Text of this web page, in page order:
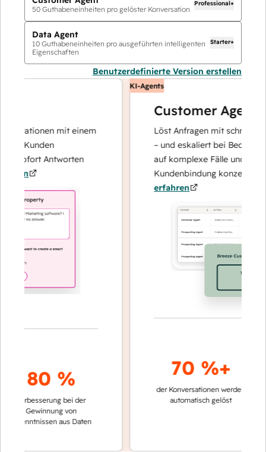
50 Guthabeneinheiten pro gelöster Konversation
Professional+
Data Agent
10 Guthabeneinheiten pro ausgeführten intelligenten
Eigenschaften
Starter+
Benutzerdefinierte Version erstellen
mit einem
Kunden
Antworten
80 %
bei der
Gewinnung von
aus Daten
KI-Agents
Customer Agent
Löst Anfragen mit schnellen,
– und eskaliert bei Bedarf,
auf komplexe Fälle und den
Kundenbindung konzentrieren
erfahren
70 %+
der Konversationen werden
automatisch gelöst